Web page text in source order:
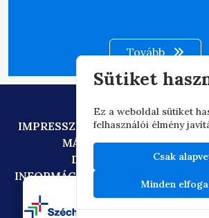
Tovább
IMPRESSZUMADATVÉDELEM
MÁSOLATKÉSZÍTÉSI
DIGITÁLIS
INFORMÁCIÓÁTADÁSI SZABÁLYZAT
Sütiket
Ez a weboldal sütiket
felhasználói élmény
Csak
Minden